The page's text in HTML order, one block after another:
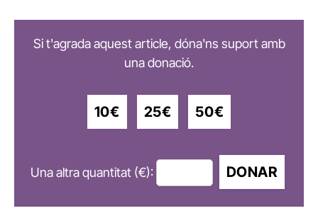
Si t'agrada aquest article, dóna'ns suport amb
una donació.
10€ 25€ 50€
Una altra quantitat (€): DONAR